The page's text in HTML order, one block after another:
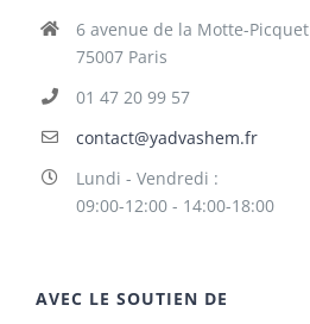
6 avenue de la Motte-Picquet
75007 Paris
01 47 20 99 57
contact@yadvashem.fr
Lundi - Vendredi :
09:00-12:00 - 14:00-18:00
AVEC LE SOUTIEN DE